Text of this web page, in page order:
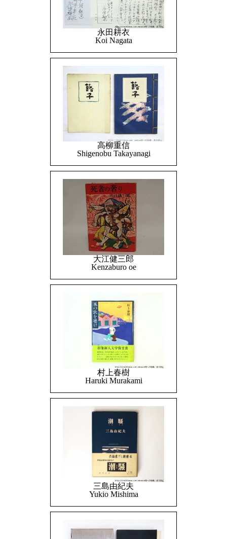
永田耕衣
Koi Nagata
高柳重信
Shigenobu Takayanagi
大江健三郎
Kenzaburo oe
村上春樹
Haruki Murakami
三島由紀夫
Yukio Mishima